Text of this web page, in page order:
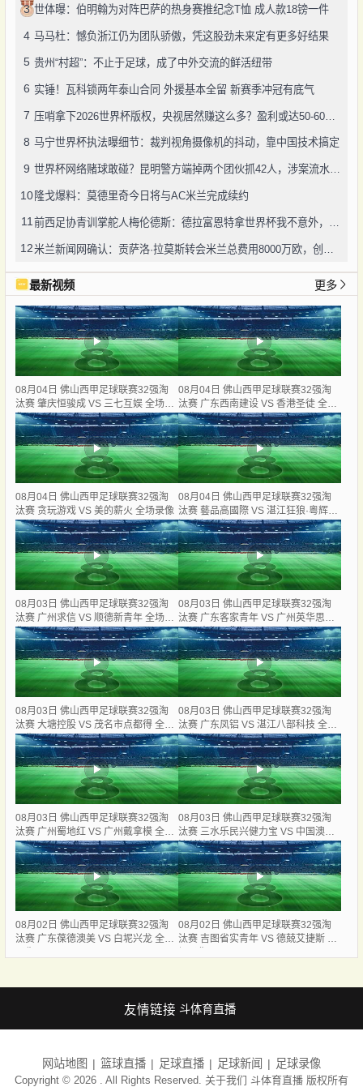
3 世体曝：伯明翰为对阵巴萨的热身赛推纪念T恤 成人款18镑一件
4 马马杜：憾负浙江仍为团队骄傲，凭这股劲未来定有更多好结果
5 贵州“村超”：不止于足球，成了中外交流的鲜活纽带
6 实锤！瓦科锁两年泰山合同 外援基本全留 新赛季冲冠有底气
7 压哨拿下2026世界杯版权，央视居然赚这么多？盈利或达50-60亿！
8 马宁世界杯执法曝细节：裁判视角摄像机的抖动，靠中国技术搞定
9 世界杯网络赌球敢碰？昆明警方端掉两个团伙抓42人，涉案流水超三千万
10 隆戈爆料：莫德里奇今日将与AC米兰完成续约
11
12
最新视频 更多
08月04日 佛山西甲足球联赛32强淘
汰赛 肇庆恒骏成 VS 三七互娱 全场录
像
08月04日 佛山西甲足球联赛32强淘
汰赛 广东西南建设 VS 香港圣徒 全场
录像
08月04日 佛山西甲足球联赛32强淘
汰赛 贪玩游戏 VS 美的薪火 全场录像
08月04日 佛山西甲足球联赛32强淘
汰赛 藝品高國際 VS 湛江狂狼·粵辉能
源 全场录像
08月03日 佛山西甲足球联赛32强淘
汰赛 广州求信 VS 顺德新青年 全场录
像
08月03日 佛山西甲足球联赛32强淘
汰赛 广东客家青年 VS 广州英华思力
U17 全场录像
08月03日 佛山西甲足球联赛32强淘
汰赛 大塘控股 VS 茂名市点都得 全场
录像
08月03日 佛山西甲足球联赛32强淘
汰赛 广东凤铝 VS 湛江八部科技 全场
录像
08月03日 佛山西甲足球联赛32强淘
汰赛 广州蜀地红 VS 广州戴拿模 全场
录像
08月03日 佛山西甲足球联赛32强淘
汰赛 三水乐民兴健力宝 VS 中国澳门
澳科精英 全场录像
08月02日 佛山西甲足球联赛32强淘
汰赛 广东葆德澳美 VS 白坭兴龙 全场
08月02日 佛山西甲足球联赛32强淘
汰赛 吉图省实青年 VS 德兢艾捷斯 全
友情链接 斗体育直播
网站地图 篮球直播 足球直播 足球新闻 足球录像
Copyright © 2026 . All Rights Reserved. 关于我们 斗体育直播 版权所有